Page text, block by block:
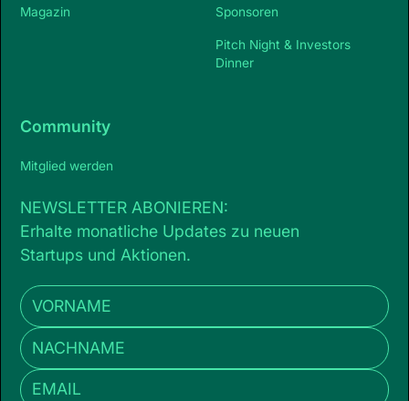
Magazin Sponsoren
Pitch Night & Investors
Dinner
Community
Mitglied werden
NEWSLETTER ABONIEREN:
Erhalte monatliche Updates zu neuen
Startups und Aktionen.